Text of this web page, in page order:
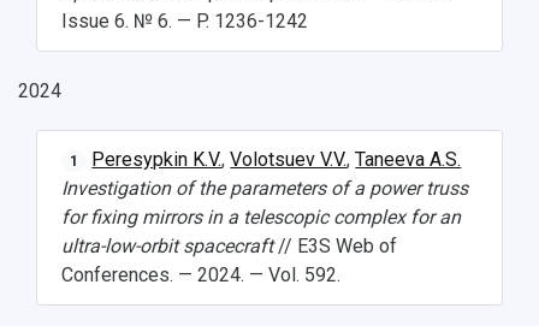
НАЗАД
Об университете
Новости
Образование
Научно-исследовательская деятельность
Issue 6. № 6. — P. 1236-1242
2024
1 Peresypkin K.V.,Volotsuev V.V.,Taneeva A.S.
Investigation of the parameters of a power truss
for fixing mirrors in a telescopic complex for an
ultra-low-orbit spacecraft// E3S Web of
Conferences. — 2024. — Vol. 592.